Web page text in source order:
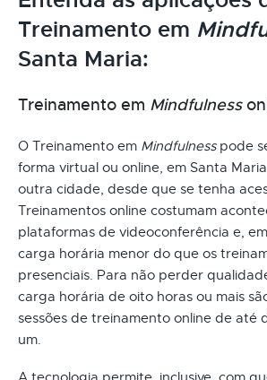
Treinamento em
Santa Maria:
Treinamento em Mindfulness
O Treinamento em Mindfulnesspode
forma virtual ou online, em Santa
outra cidade, desde que se tenha
Treinamentos online costumam
plataformas de videoconferência e,
carga horária menor do que os
presenciais. Para não perder
carga horária de oito horas ou mais
sessões de treinamento online de até
um.